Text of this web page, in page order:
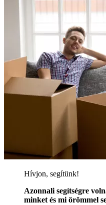
Hívjon, segítünk!
Azonnali segítségre
minket és mi örömmel